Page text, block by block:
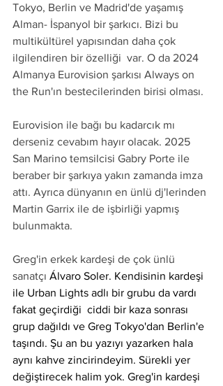
Tokyo, Berlin ve Madrid'de yaşamış
Alman- İspanyol bir şarkıcı. Bizi bu
multikültürel yapısından daha çok
ilgilendiren bir özelliği  var. O da 2024
Almanya Eurovision şarkısı Always on
the Run'ın bestecilerinden birisi olması.
Eurovision ile bağı bu kadarcık mı
derseniz cevabım hayır olacak. 2025
San Marino temsilcisi Gabry Porte ile
beraber bir şarkıya yakın zamanda imza
attı. Ayrıca dünyanın en ünlü dj'lerinden
Martin Garrix ile de işbirliği yapmış
bulunmakta.
Greg'in erkek kardeşi de çok ünlü
sanatçı Álvaro Soler. Kendisinin kardeşi
ile Urban Lights adlı bir grubu da vardı
fakat geçirdiği  ciddi bir kaza sonrası
grup dağıldı ve Greg Tokyo'dan Berlin'e
taşındı. Şu an bu yazıyı yazarken hala
aynı kahve zincirindeyim. Sürekli yer
değiştirecek halim yok. Greg'in kardeşi